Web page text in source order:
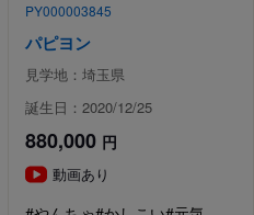
PY000003845
パピヨン
見学地：埼玉県
誕生日：2020/12/25
880,000 円
動画あり